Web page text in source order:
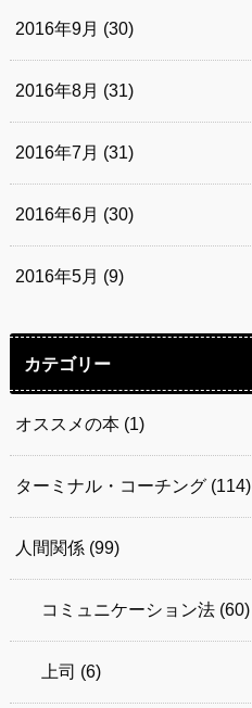
2016年9月 (30)
2016年8月 (31)
2016年7月 (31)
2016年6月 (30)
2016年5月 (9)
カテゴリー
オススメの本 (1)
ターミナル・コーチング (114)
人間関係 (99)
コミュニケーション法 (60)
上司 (6)